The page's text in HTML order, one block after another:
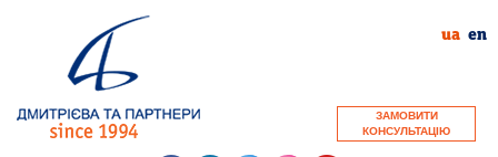
ЗАМОВИТИ
КОНСУЛЬТАЦІЮ
ua en